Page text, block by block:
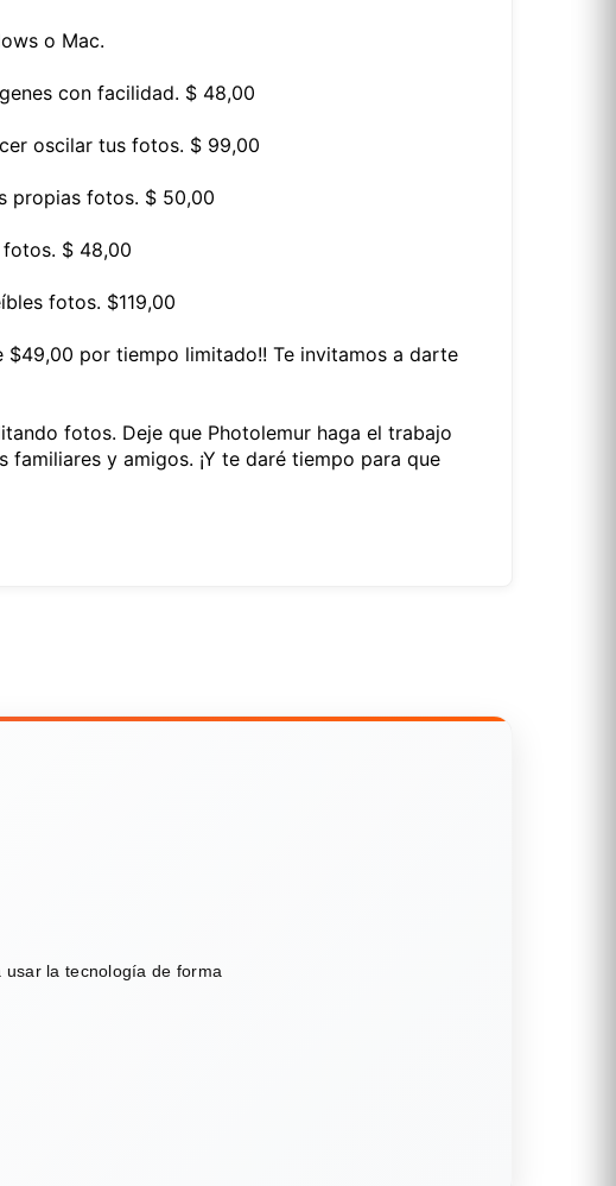
o Mac.
con facilidad. $ 48,00
oscilar tus fotos. $ 99,00
propias fotos. $ 50,00
fotos. $ 48,00
fotos. $119,00
por tiempo limitado!! Te invitamos a darte
fotos. Deje que Photolemur haga el trabajo
y amigos. ¡Y te daré tiempo para que
la tecnología de forma